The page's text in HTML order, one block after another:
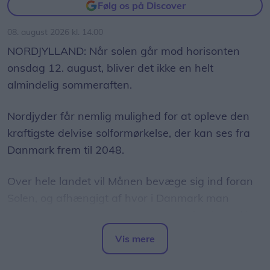
Følg os på Discover
08. august 2026 kl. 14.00
NORDJYLLAND: Når solen går mod horisonten
onsdag 12. august, bliver det ikke en helt
almindelig sommeraften.
Nordjyder får nemlig mulighed for at opleve den
kraftigste delvise solformørkelse, der kan ses fra
Danmark frem til 2048.
Over hele landet vil Månen bevæge sig ind foran
Vis mere